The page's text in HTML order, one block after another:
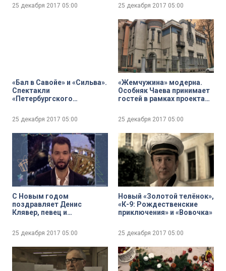
25 декабря 2017 05:00 25 декабря 2017 05:00
«Бал в Савойе» и «Сильва».
Спектакли
«Петербургского
25 декабря 2017 05:00
«Жемчужина» модерна.
Особняк Чаева принимает
гостей в рамках проекта
25 декабря 2017 05:00
С Новым годом
поздравляет Денис
Клявер, певец и
25 декабря 2017 05:00
Новый «Золотой телёнок»,
«К-9: Рождественские
приключения» и «Вовочка»
25 декабря 2017 05:00